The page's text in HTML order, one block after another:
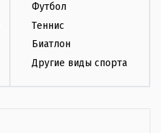
Футбол
Теннис
Биатлон
Другие виды спорта